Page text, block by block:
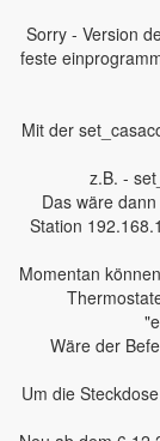
Sorry - Version
feste
Mit der
z.B. -
Das wäre
Station
Momentan
Wäre der
Um die